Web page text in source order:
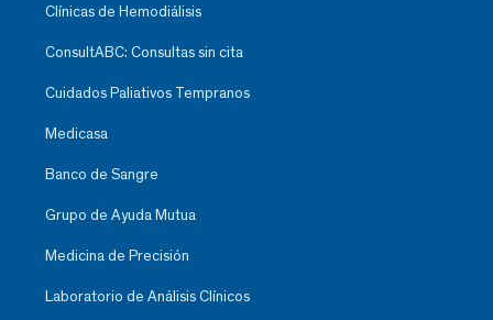
Clínicas de Hemodiálisis
ConsultABC: Consultas sin cita
Cuidados Paliativos Tempranos
Medicasa
Banco de Sangre
Grupo de Ayuda Mutua
Medicina de Precisión
Laboratorio de Análisis Clínicos